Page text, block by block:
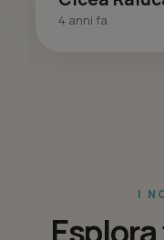
4 anni fa
I